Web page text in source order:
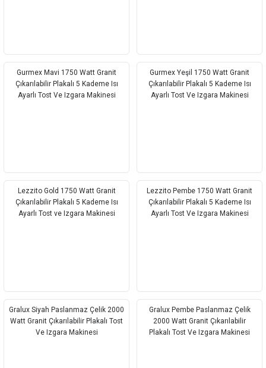
Gurmex Mavi 1750 Watt Granit
Çıkarılabilir Plakalı 5 Kademe Isı
Ayarlı Tost Ve Izgara Makinesi
Gurmex Yeşil 1750 Watt Granit
Çıkarılabilir Plakalı 5 Kademe Isı
Ayarlı Tost Ve Izgara Makinesi
Lezzito Gold 1750 Watt Granit
Çıkarılabilir Plakalı 5 Kademe Isı
Ayarlı Tost ve Izgara Makinesi
Lezzito Pembe 1750 Watt Granit
Çıkarılabilir Plakalı 5 Kademe Isı
Ayarlı Tost Ve Izgara Makinesi
Gralux Siyah Paslanmaz Çelik 2000
Watt Granit Çıkarılabilir Plakalı Tost
Ve Izgara Makinesi
Gralux Pembe Paslanmaz Çelik
2000 Watt Granit Çıkarılabilir
Plakalı Tost Ve Izgara Makinesi